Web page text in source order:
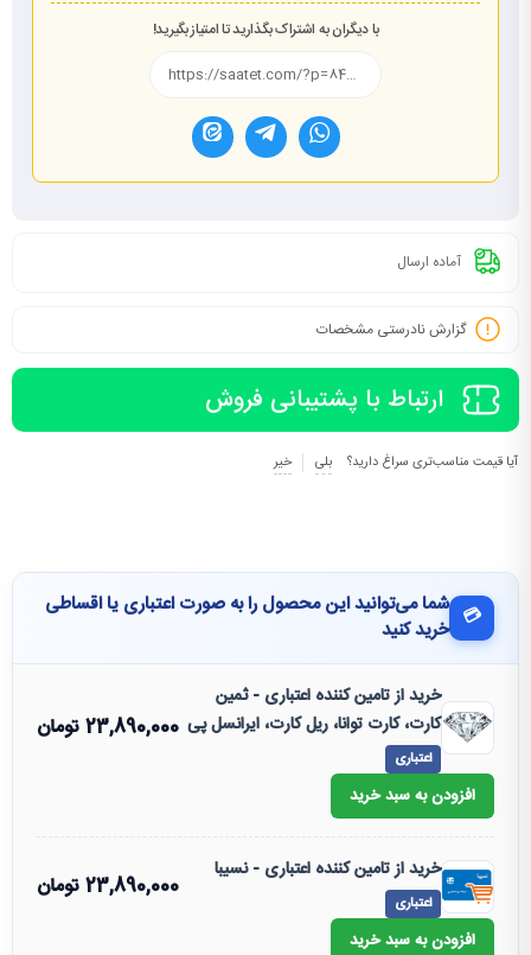
با دیگران به اشتراک بگذارید تا امتیاز بگیرید!
آماده ارسال
گزارش نادرستی مشخصات
ارتباط با پشتیبانی فروش
آیا قیمت مناسب‌تری سراغ دارید؟ بلی خیر
💳 شما می‌توانید این محصول را به صورت اعتباری یا اقساطی
خرید کنید
خرید از تامین کننده اعتباری - ثمین
کارت، کارت توانا، ریل کارت، ایرانسل پی
اعتباری
23,890,000تومان
افزودن به سبد خرید
خرید از تامین کننده اعتباری - نسیبا
اعتباری
23,890,000تومان
افزودن به سبد خرید